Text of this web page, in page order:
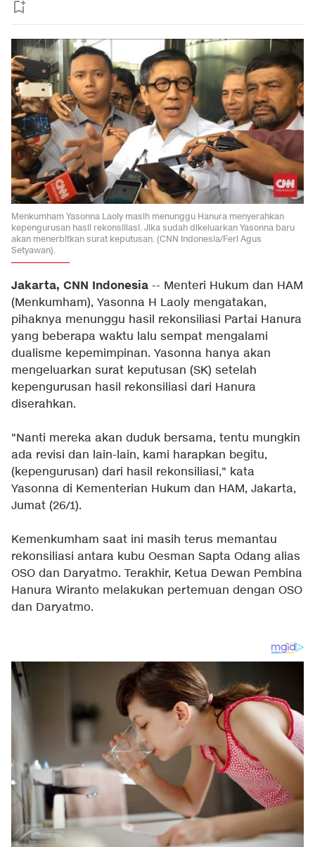
Menkumham Yasonna Laoly masih menunggu Hanura menyerahkan
kepengurusan hasil rekonsiliasi. Jika sudah dikeluarkan Yasonna baru
akan menerbitkan surat keputusan. (CNN Indonesia/Feri Agus
Setyawan).
Jakarta, CNN Indonesia -- Menteri Hukum dan HAM
(Menkumham), Yasonna H Laoly mengatakan,
pihaknya menunggu hasil rekonsiliasi Partai Hanura
yang beberapa waktu lalu sempat mengalami
dualisme kepemimpinan. Yasonna hanya akan
mengeluarkan surat keputusan (SK) setelah
kepengurusan hasil rekonsiliasi dari Hanura
diserahkan.
"Nanti mereka akan duduk bersama, tentu mungkin
ada revisi dan lain-lain, kami harapkan begitu,
(kepengurusan) dari hasil rekonsiliasi," kata
Yasonna di Kementerian Hukum dan HAM, Jakarta,
Jumat (26/1).
Kemenkumham saat ini masih terus memantau
rekonsiliasi antara kubu Oesman Sapta Odang alias
OSO dan Daryatmo. Terakhir, Ketua Dewan Pembina
Hanura Wiranto melakukan pertemuan dengan OSO
dan Daryatmo.